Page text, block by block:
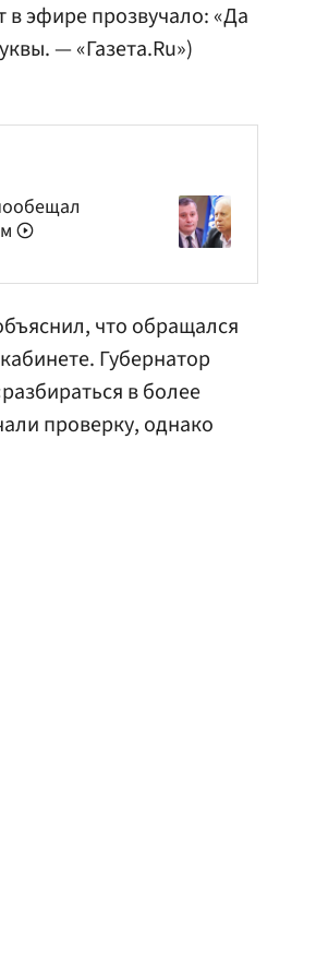
в эфире прозвучало: «Да
— «Газета.Ru»)
что обращался
Губернатор
в более
проверку, однако